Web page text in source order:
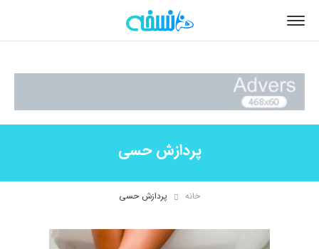
پردازش حسی
خانه پردازش حسی